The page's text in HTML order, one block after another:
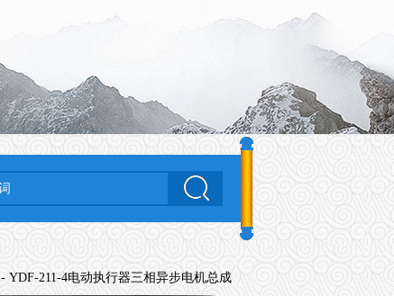
- YDF-211-4电动执行器三相异步电机总成